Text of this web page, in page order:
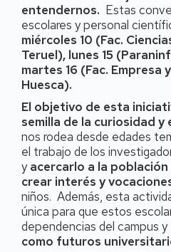
entendernos. Estas
escolares y personal
miércoles 10 (Fac.
Teruel), lunes 15
martes 16 (Fac. Empresa
Huesca).
El objetivo de esta
semilla de la curiosidad y
nos rodea desde edades
el trabajo de los
yacercarlo a la
crear interés y
niños. Además, esta
única para que estos
dependencias del campus y
como futuros